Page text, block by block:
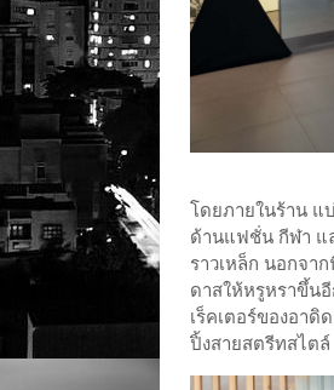
โดยภายในร้าน แ
ด้านแฟชั่น กีฬา แ
ราวเหล็ก นอกจา
ดาสให้หรูหราขึ้น
เร็คเตอร์ของอา
ปิ้งสายสตรีทสไตล์